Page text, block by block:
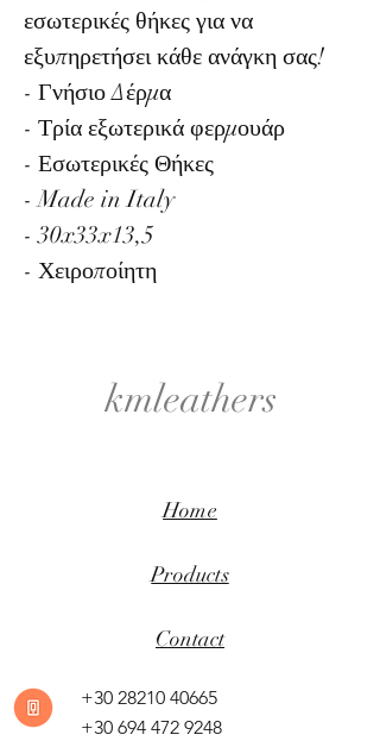
εσωτερικές θήκες για να
εξυπηρετήσει κάθε ανάγκη σας!
- Γνήσιο Δέρμα
- Τρία εξωτερικά φερμουάρ
- Εσωτερικές Θήκες
- Made in Italy
- 30x33x13,5
- Χειροποίητη
kmleathers
Home
Products
Contact
+30 28210 40665
+30 694 472 9248